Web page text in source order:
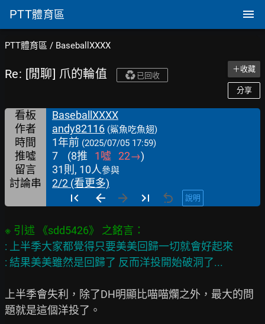
PTT體育區
PTT體育區 / BaseballXXXX
Re: [閒聊] 爪的輪值 已回收
＋收藏
分享
看板
BaseballXXXX
作者
andy82116 (鯊魚吃魚翅)
時間 1年前 (2025/07/05 17:59)
推噓 7 (8推 1噓 22→)
留言
31則, 10人參與
討論串 2/2 (看更多)
說明
※ 引述 《sdd5426》 之銘言：
: 上半季大家都覺得只要美美回歸一切就會好起來
: 結果美美雖然是回歸了 反而洋投開始破洞了...
上半季會失利，除了DH明顯比喵喵爛之外，最大的問
題就是這個洋投了。